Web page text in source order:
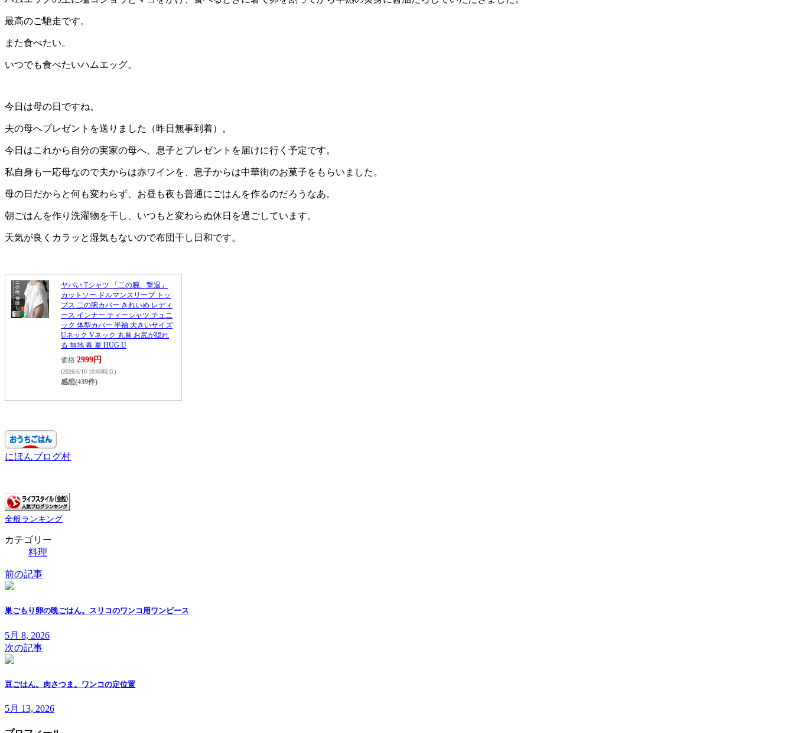
最高のご馳走です。
また食べたい。
いつでも食べたいハムエッグ。
今日は母の日ですね。
夫の母へプレゼントを送りました（昨日無事到着）。
今日はこれから自分の実家の母へ、息子とプレゼントを届けに行く予定です。
私自身も一応母なので夫からは赤ワインを、息子からは中華街のお菓子をもらいました。
母の日だからと何も変わらず、お昼も夜も普通にごはんを作るのだろうなあ。
朝ごはんを作り洗濯物を干し、いつもと変わらぬ休日を過ごしています。
天気が良くカラッと湿気もないので布団干し日和です。
ヤバい Tシャツ 「二の腕、撃退」
カットソー ドルマンスリーブ トッ
プス 二の腕カバー きれいめ レディ
ース インナー ティーシャツ チュニ
ック 体型カバー 半袖 大きいサイズ
Uネック Vネック 丸首 お尻が隠れ
る 無地 春 夏 HUG.U
価格:2999円
(2026/5/10 10:05時点)
感想(439件)
にほんブログ村
全般ランキング
カテゴリー
料理
前の記事
巣ごもり卵の晩ごはん。スリコのワンコ用ワンピース
5月 8, 2026
次の記事
豆ごはん。肉さつま。ワンコの定位置
5月 13, 2026